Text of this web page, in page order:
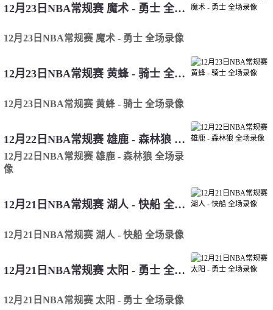
12月23日NBA常规赛 魔术 - 勇士 全场录像
12月23日NBA常规赛 魔术 - 勇士 全场录像
12月23日NBA常规赛 黄蜂 - 骑士 全场录像
12月23日NBA常规赛 黄蜂 - 骑士 全场录像
12月22日NBA常规赛 雄鹿 - 森林狼 全场录像
12月22日NBA常规赛 雄鹿 - 森林狼 全场录
像
12月21日NBA常规赛 湖人 - 快船 全场录像
12月21日NBA常规赛 湖人 - 快船 全场录像
12月21日NBA常规赛 太阳 - 勇士 全场录像
12月21日NBA常规赛 太阳 - 勇士 全场录像